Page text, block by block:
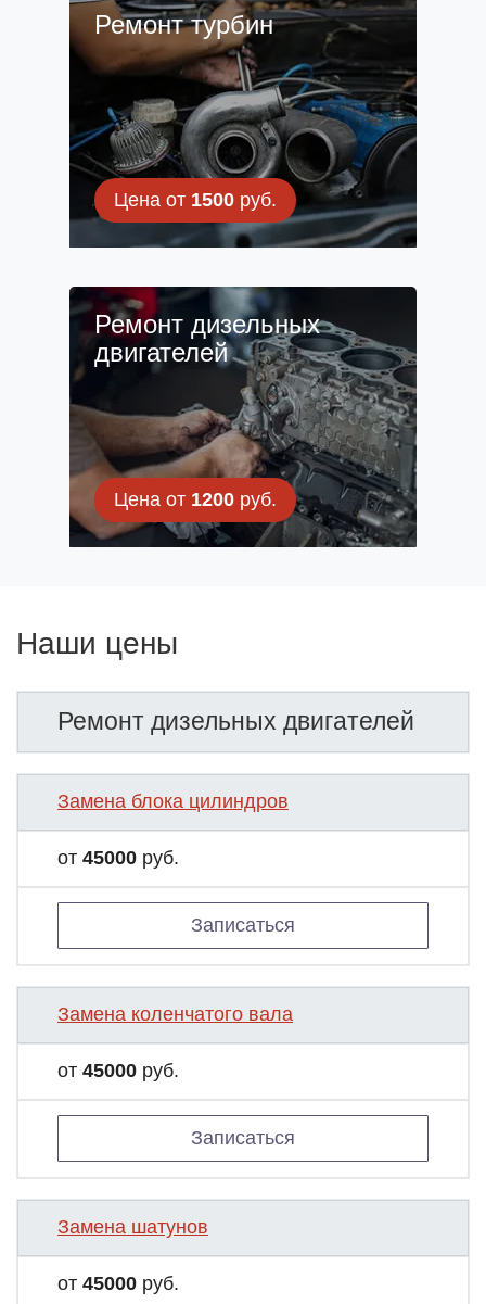
Ремонт турбин
Цена от 1500руб.
Ремонт дизельных
двигателей
Цена от 1200руб.
Наши цены
Ремонт дизельных двигателей
Замена блока цилиндров
от 45000 руб.
Записаться
Замена коленчатого вала
от 45000 руб.
Записаться
Замена шатунов
от 45000 руб.